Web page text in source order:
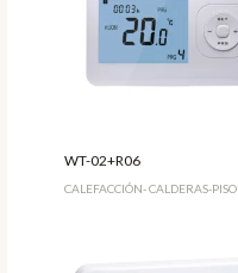
WT-02+R06
CALEFACCIÓN- CALDERAS-PISO